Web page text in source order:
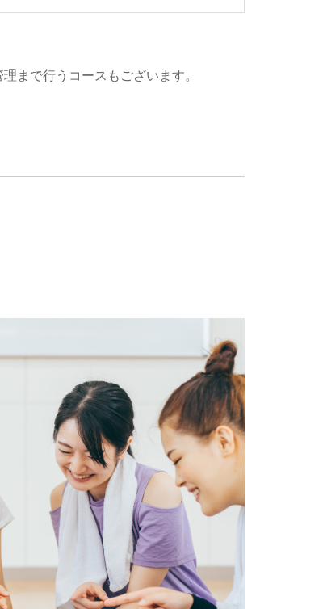
まで行うコースもございます。